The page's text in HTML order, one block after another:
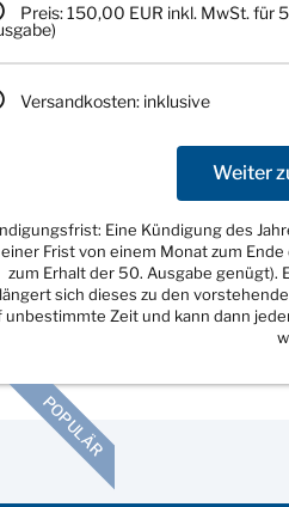
Preis: 150,00 EUR inkl. MwSt. für
Versandkosten: inklusive
Weiter
Eine Kündigung des
Frist von einem Monat zum
zum Erhalt der 50. Ausgabe
sich dieses zu den
unbestimmte Zeit und kann dann
POPULÄR